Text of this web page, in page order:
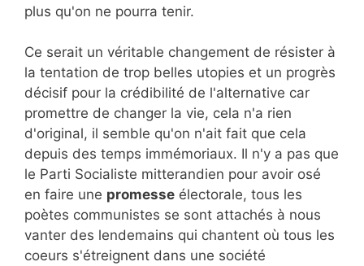
plus qu'on ne pourra tenir.
Ce serait un véritable changement de résister à
la tentation de trop belles utopies et un progrès
décisif pour la crédibilité de l'alternative car
promettre de changer la vie, cela n'a rien
d'original, il semble qu'on n'ait fait que cela
depuis des temps immémoriaux. Il n'y a pas que
le Parti Socialiste mitterandien pour avoir osé
en faire une promesse électorale, tous les
poètes communistes se sont attachés à nous
vanter des lendemains qui chantent où tous les
coeurs s'étreignent dans une société